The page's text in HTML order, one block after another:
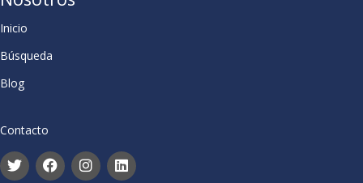
Inicio
Búsqueda
Blog
Contacto